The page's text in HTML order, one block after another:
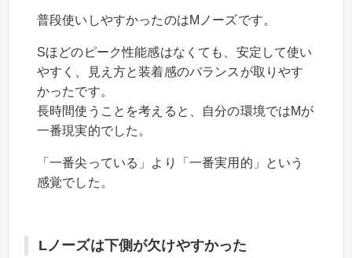
普段使いしやすかったのはMノーズです。
Sほどのピーク性能感はなくても、安定して使い
やすく、見え方と装着感のバランスが取りやす
かったです。
長時間使うことを考えると、自分の環境ではMが
一番現実的でした。
「一番尖っている」より「一番実用的」という
感覚でした。
Lノーズは下側が欠けやすかった